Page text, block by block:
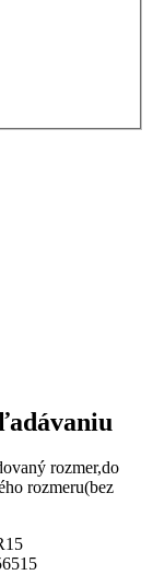
rozmer,do
rozmeru(bez